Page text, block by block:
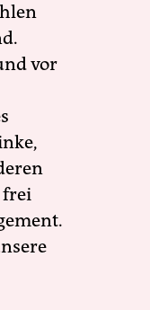
vor
frei